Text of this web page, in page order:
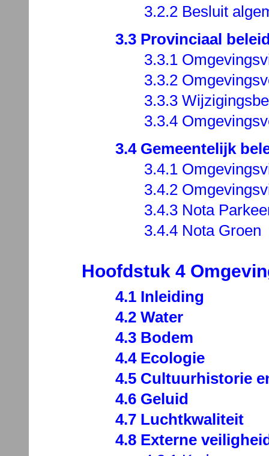
3.2.2 Besluit
3.3 Provinciaal
3.3.1
3.3.2
3.3.3
3.3.4
3.4 Gemeentelijk
3.4.1
3.4.2
3.4.3 Nota
3.4.4 Nota Groen
Hoofdstuk 4
4.1 Inleiding
4.2 Water
4.3 Bodem
4.4 Ecologie
4.5 Cultuurhistorie
4.6 Geluid
4.7 Luchtkwaliteit
4.8 Externe